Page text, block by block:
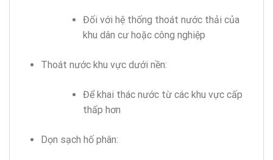
Đối với hệ thống thoát nước thải của
khu dân cư hoặc công nghiệp
Thoát nước khu vực dưới nền:
Để khai thác nước từ các khu vực cấp
thấp hơn
Dọn sạch hố phân: